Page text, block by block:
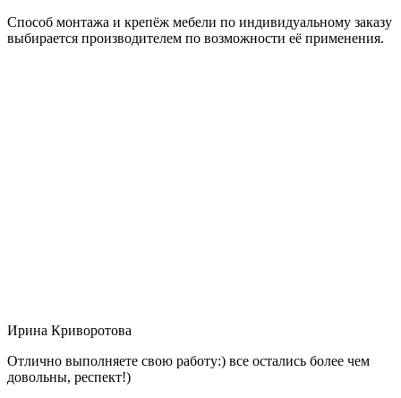
Способ монтажа и крепёж мебели по индивидуальному заказу
выбирается производителем по возможности её применения.
Ирина Криворотова
Отлично выполняете свою работу:) все остались более чем
довольны, респект!)